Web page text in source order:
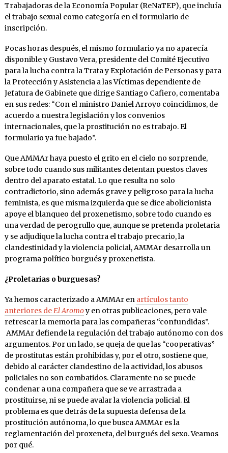
Trabajadoras de la Economía Popular (ReNaTEP), que incluía
el trabajo sexual como categoría en el formulario de
inscripción.
Pocas horas después, el mismo formulario ya no aparecía
disponible y Gustavo Vera, presidente del Comité Ejecutivo
para la lucha contra la Trata y Explotación de Personas y para
la Protección y Asistencia a las Víctimas dependiente de
Jefatura de Gabinete que dirige Santiago Cafiero, comentaba
en sus redes: “Con el ministro Daniel Arroyo coincidimos, de
acuerdo a nuestra legislación y los convenios
internacionales, que la prostitución no es trabajo. El
formulario ya fue bajado”.
Que AMMAr haya puesto el grito en el cielo no sorprende,
sobre todo cuando sus militantes detentan puestos claves
dentro del aparato estatal. Lo que resulta no solo
contradictorio, sino además grave y peligroso para la lucha
feminista, es que misma izquierda que se dice abolicionista
apoye el blanqueo del proxenetismo, sobre todo cuando es
una verdad de perogrullo que, aunque se pretenda proletaria
y se adjudique la lucha contra el trabajo precario, la
clandestinidad y la violencia policial, AMMAr desarrolla un
programa político burgués y proxenetista.
¿Proletarias o burguesas?
Ya hemos caracterizado a AMMAr en artículos tanto
anteriores deEl Aromoy en otras publicaciones, pero vale
refrescar la memoria para las compañeras “confundidas”.
AMMAr defiende la regulación del trabajo autónomo con dos
argumentos. Por un lado, se queja de que las “cooperativas”
de prostitutas están prohibidas y, por el otro, sostiene que,
debido al carácter clandestino de la actividad, los abusos
policiales no son combatidos. Claramente no se puede
condenar a una compañera que se ve arrastrada a
prostituirse, ni se puede avalar la violencia policial. El
problema es que detrás de la supuesta defensa de la
prostitución autónoma, lo que busca AMMAr es la
reglamentación del proxeneta, del burgués del sexo. Veamos
por qué.